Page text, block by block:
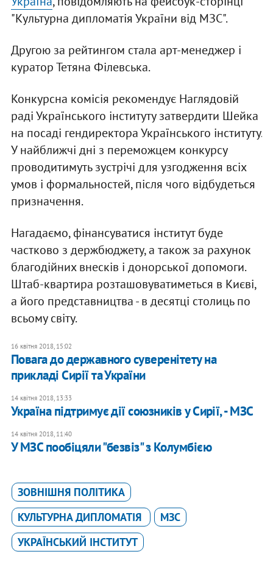
"Культурна дипломатія України від МЗС".
Другою за рейтингом стала арт-менеджер і
куратор Тетяна Філевська.
Конкурсна комісія рекомендує Наглядовій
раді Українського інституту затвердити Шейка
на посаді гендиректора Українського інституту.
У найближчі дні з переможцем конкурсу
проводитимуть зустрічі для узгодження всіх
умов і формальностей, після чого відбудеться
призначення.
Нагадаємо, фінансуватися інститут буде
частково з держбюджету, а також за рахунок
благодійних внесків і донорської допомоги.
Штаб-квартира розташовуватиметься в Києві,
а його представництва - в десятці столиць по
всьому світу.
16 квітня 2018, 15:02
Повага до державного суверенітету на
прикладі Сирії та України
14 квітня 2018, 13:33
Україна підтримує дії союзників у Сирії, - МЗС
14 квітня 2018, 11:40
У МЗС пообіцяли "безвіз" з Колумбією
ЗОВНІШНЯ ПОЛІТИКА
КУЛЬТУРНА ДИПЛОМАТІЯ
МЗС
УКРАЇНСЬКИЙ ІНСТИТУТ